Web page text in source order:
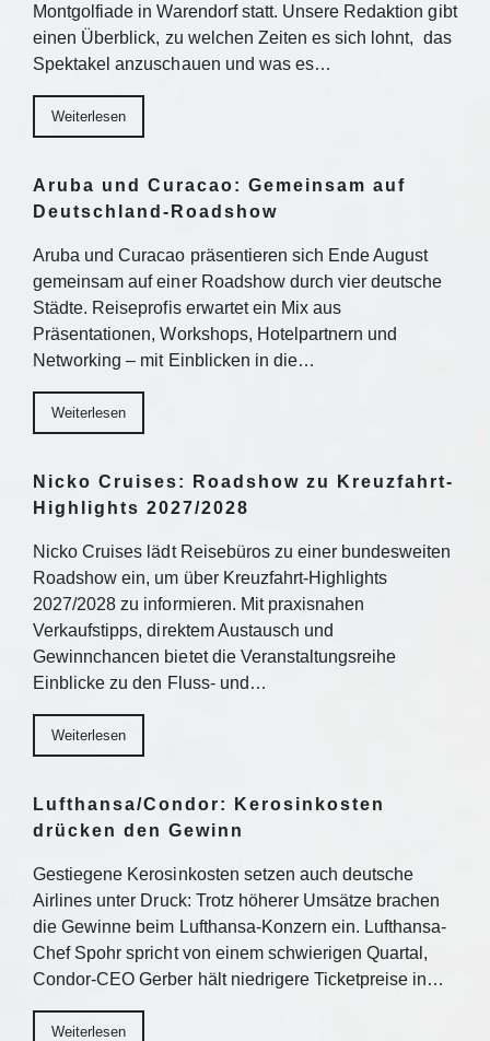
Montgolfiade in Warendorf statt. Unsere Redaktion gibt
einen Überblick, zu welchen Zeiten es sich lohnt, das
Spektakel anzuschauen und was es…
Weiterlesen
Aruba und Curacao: Gemeinsam auf
Deutschland-Roadshow
Aruba und Curacao präsentieren sich Ende August
gemeinsam auf einer Roadshow durch vier deutsche
Städte. Reiseprofis erwartet ein Mix aus
Präsentationen, Workshops, Hotelpartnern und
Networking – mit Einblicken in die…
Weiterlesen
Nicko Cruises: Roadshow zu Kreuzfahrt-
Highlights 2027/2028
Nicko Cruises lädt Reisebüros zu einer bundesweiten
Roadshow ein, um über Kreuzfahrt-Highlights
2027/2028 zu informieren. Mit praxisnahen
Verkaufstipps, direktem Austausch und
Gewinnchancen bietet die Veranstaltungsreihe
Einblicke zu den Fluss- und…
Weiterlesen
Lufthansa/Condor: Kerosinkosten
drücken den Gewinn
Gestiegene Kerosinkosten setzen auch deutsche
Airlines unter Druck: Trotz höherer Umsätze brachen
die Gewinne beim Lufthansa-Konzern ein. Lufthansa-
Chef Spohr spricht von einem schwierigen Quartal,
Condor-CEO Gerber hält niedrigere Ticketpreise in…
Weiterlesen